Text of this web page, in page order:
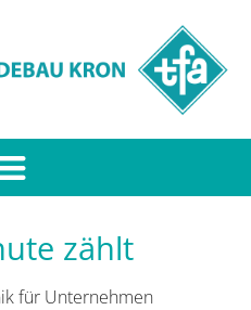
zählt
für Unternehmen